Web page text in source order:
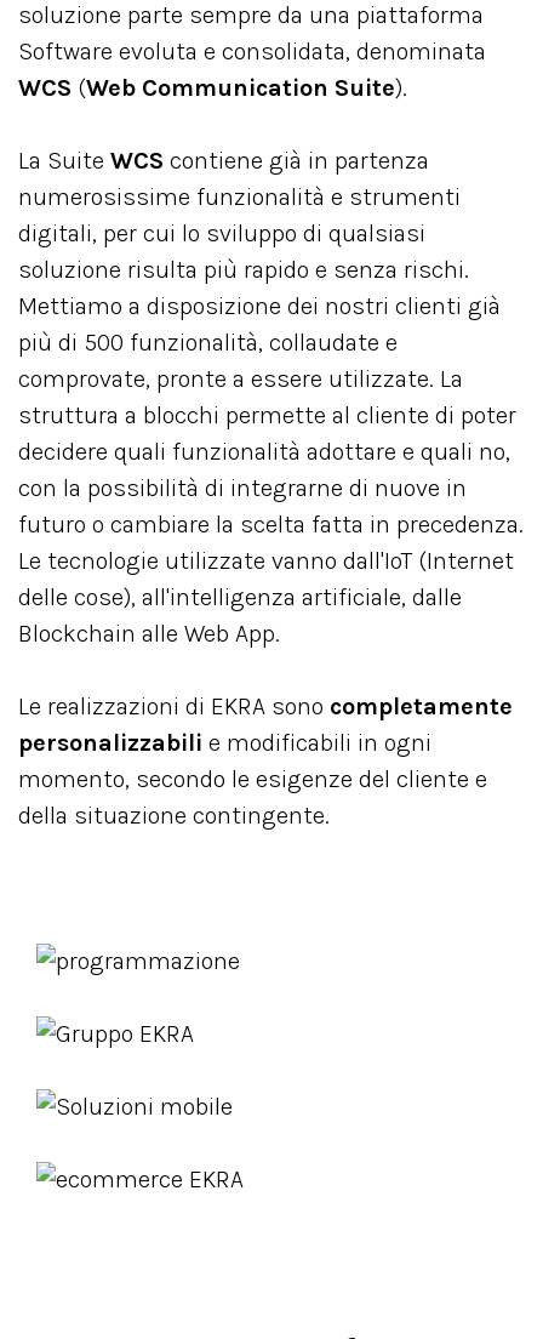
soluzione parte sempre da una piattaforma
Software evoluta e consolidata, denominata
WCS (Web Communication Suite).
La Suite WCS contiene già in partenza
numerosissime funzionalità e strumenti
digitali, per cui lo sviluppo di qualsiasi
soluzione risulta più rapido e senza rischi.
Mettiamo a disposizione dei nostri clienti già
più di 500 funzionalità, collaudate e
comprovate, pronte a essere utilizzate. La
struttura a blocchi permette al cliente di poter
decidere quali funzionalità adottare e quali no,
con la possibilità di integrarne di nuove in
futuro o cambiare la scelta fatta in precedenza.
Le tecnologie utilizzate vanno dall'IoT (Internet
delle cose), all'intelligenza artificiale, dalle
Blockchain alle Web App.
Le realizzazioni di EKRA sono completamente
personalizzabili e modificabili in ogni
momento, secondo le esigenze del cliente e
della situazione contingente.